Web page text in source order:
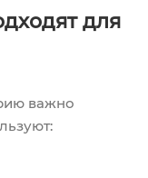
для
важно